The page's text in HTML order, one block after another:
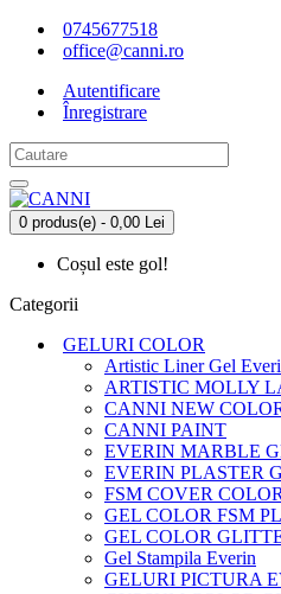
0745677518
office@canni.ro
Autentificare
Înregistrare
0 produs(e) - 0,00 Lei
Coșul este gol!
Categorii
GELURI COLOR
Artistic Liner Gel
ARTISTIC MOLLY
CANNI NEW
CANNI PAINT
EVERIN MARBLE
EVERIN PLASTER
FSM COVER
GEL COLOR FSM
GEL COLOR
Gel Stampila Everin
GELURI PICTURA